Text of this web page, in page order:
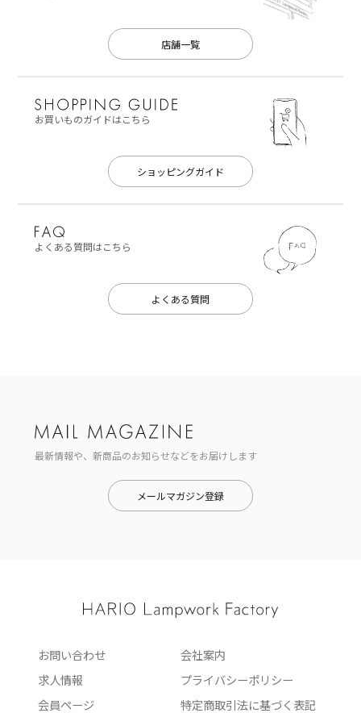
店舗一覧
お買いものガイドはこちら
ショッピングガイド
よくある質問はこちら
よくある質問
最新情報や、新商品のお知らせなどをお届けします
メールマガジン登録
お問い合わせ
会社案内
求人情報
プライバシーポリシー
会員ページ
特定商取引法に基づく表記